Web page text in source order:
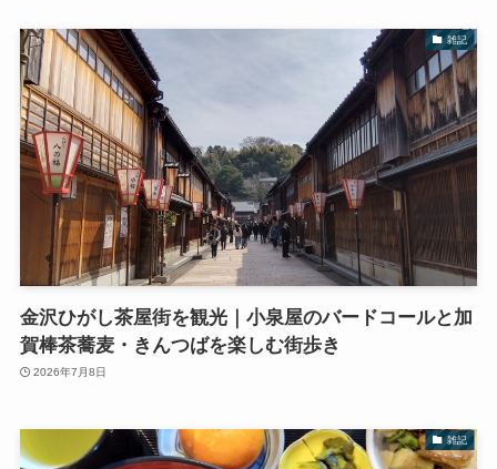
雑記
金沢ひがし茶屋街を観光｜小泉屋のバードコールと加
賀棒茶蕎麦・きんつばを楽しむ街歩き
2026年7月8日
雑記